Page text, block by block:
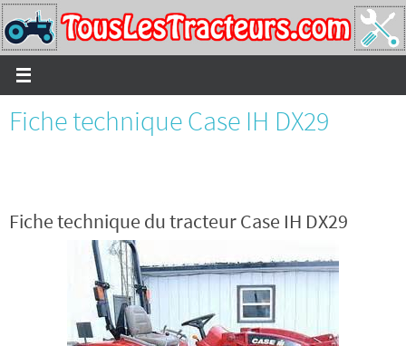
Passer
vers
le
contenu
Fiche technique Case IH DX29
Fiche technique du tracteur Case IH DX29